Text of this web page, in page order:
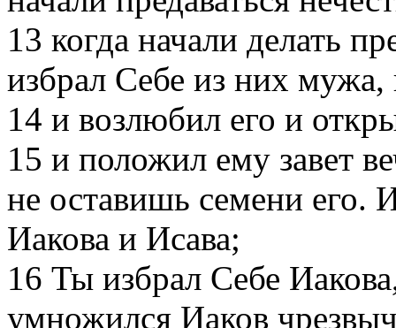
13 когда начали делать
избрал Себе из них
14 и возлюбил его и
15 и положил ему завет
не оставишь семени его.
Иакова и Исава;
16 Ты избрал Себе
умножился Иаков